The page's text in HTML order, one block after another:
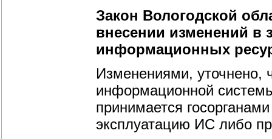
Закон Вологодской
внесении изменений в
информационных
Изменениями, уточнено,
информационной
принимается
эксплуатацию ИС либо